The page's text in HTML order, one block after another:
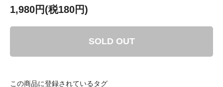
1,980円(税180円)
SOLD OUT
この商品に登録されているタグ